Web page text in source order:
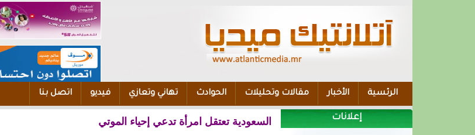
الرئسية الأخبار مقالات وتحليلات الحوادث تهاني وتعازي فيديو اتصل بنا
إعلانات السعودية تعتقل امرأة تدعي إحياء الموتي